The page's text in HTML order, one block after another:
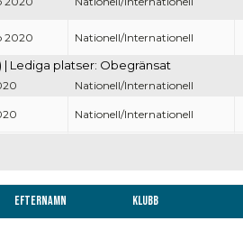
2020 Nationell/Internationell
Lediga platser: Obegränsat
Nationell/Internationell
Nationell/Internationell
Efternamn Klubb